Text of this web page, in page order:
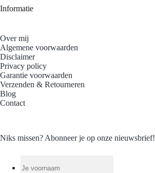
Informatie
Over mij
Algemene voorwaarden
Disclaimer
Privacy policy
Garantie voorwaarden
Verzenden & Retourneren
Blog
Contact
Niks missen? Abonneer je op onze nieuwsbrief!